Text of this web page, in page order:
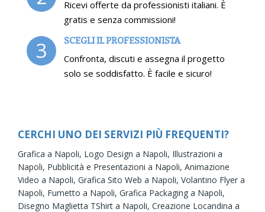
Ricevi offerte da professionisti italiani. È
gratis e senza commissioni!
3 SCEGLI IL PROFESSIONISTA
Confronta, discuti e assegna il progetto
solo se soddisfatto. È facile e sicuro!
CERCHI UNO DEI SERVIZI PIÙ FREQUENTI?
Grafica a Napoli, Logo Design a Napoli, Illustrazioni a
Napoli, Pubblicità e Presentazioni a Napoli, Animazione
Video a Napoli, Grafica Sito Web a Napoli, Volantino Flyer a
Napoli, Fumetto a Napoli, Grafica Packaging a Napoli,
Disegno Maglietta TShirt a Napoli, Creazione Locandina a